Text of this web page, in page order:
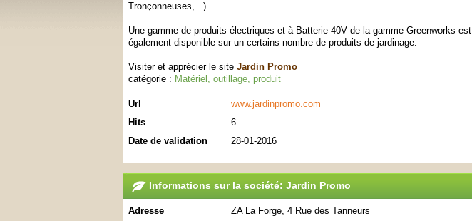
Tronçonneuses,...).
Une gamme de produits électriques et à Batterie 40V de la gamme Greenworks est
également disponible sur un certains nombre de produits de jardinage.
Visiter et apprécier le site Jardin Promo
catégorie : Matériel, outillage, produit
Url
www.jardinpromo.com
Hits
6
Date de validation
28-01-2016
Informations sur la société: Jardin Promo
Adresse
ZA La Forge, 4 Rue des Tanneurs